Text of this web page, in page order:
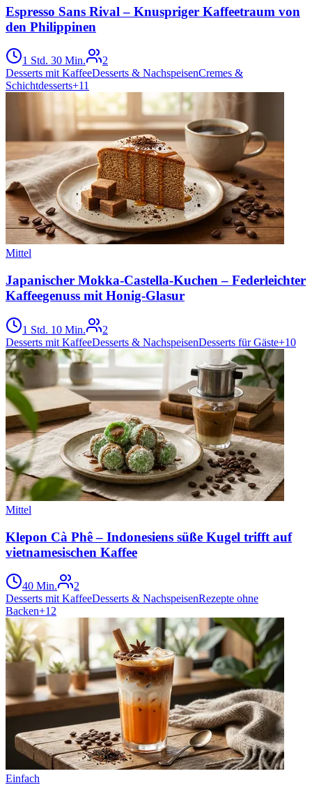
Espresso Sans Rival – Knuspriger Kaffeetraum von
den Philippinen
1 Std. 30 Min.
2
Desserts mit KaffeeDesserts & NachspeisenCremes &
Schichtdesserts+11
Mittel
Japanischer Mokka-Castella-Kuchen – Federleichter
Kaffeegenuss mit Honig-Glasur
1 Std. 10 Min.
2
Desserts mit KaffeeDesserts & NachspeisenDesserts für Gäste+10
Mittel
Klepon Cà Phê – Indonesiens süße Kugel trifft auf
vietnamesischen Kaffee
40 Min.
2
Desserts mit KaffeeDesserts & NachspeisenRezepte ohne
Backen+12
Einfach